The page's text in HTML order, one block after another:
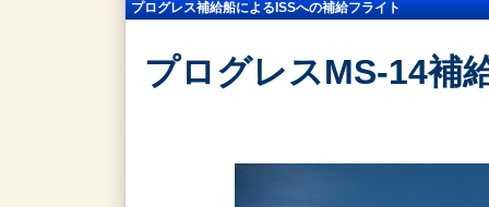
プログレス補給船によるISSへの補給フライト
プログレスMS-14補